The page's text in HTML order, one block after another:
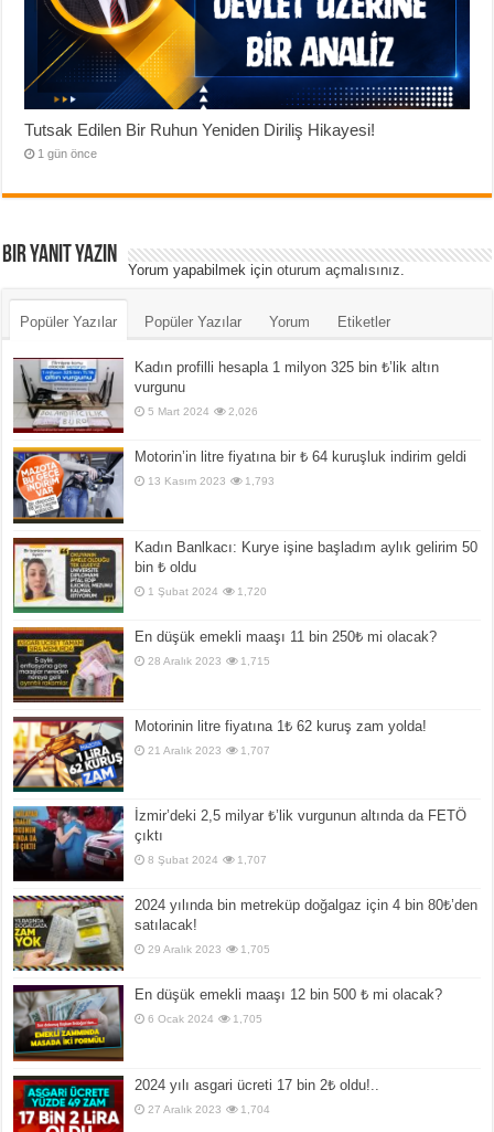
Tutsak Edilen Bir Ruhun Yeniden Diriliş Hikayesi!
1 gün önce
Bir yanıt yazın
Yorum yapabilmek içinoturum açmalısınız.
Popüler Yazılar Popüler Yazılar Yorum Etiketler
Kadın profilli hesapla 1 milyon 325 bin ₺’lik altın
vurgunu
5 Mart 2024 2,026
Motorin’in litre fiyatına bir ₺ 64 kuruşluk indirim geldi
13 Kasım 2023 1,793
Kadın Banlkacı: Kurye işine başladım aylık gelirim 50
bin ₺ oldu
1 Şubat 2024 1,720
En düşük emekli maaşı 11 bin 250₺ mi olacak?
28 Aralık 2023 1,715
Motorinin litre fiyatına 1₺ 62 kuruş zam yolda!
21 Aralık 2023 1,707
İzmir’deki 2,5 milyar ₺’lik vurgunun altında da FETÖ
çıktı
8 Şubat 2024 1,707
2024 yılında bin metreküp doğalgaz için 4 bin 80₺’den
satılacak!
29 Aralık 2023 1,705
En düşük emekli maaşı 12 bin 500 ₺ mi olacak?
6 Ocak 2024 1,705
2024 yılı asgari ücreti 17 bin 2₺ oldu!..
27 Aralık 2023 1,704